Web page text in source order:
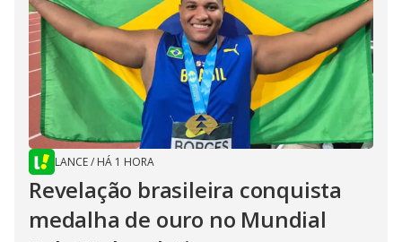
LANCE/ HÁ 1 HORA
Revelação brasileira conquista
medalha de ouro no Mundial